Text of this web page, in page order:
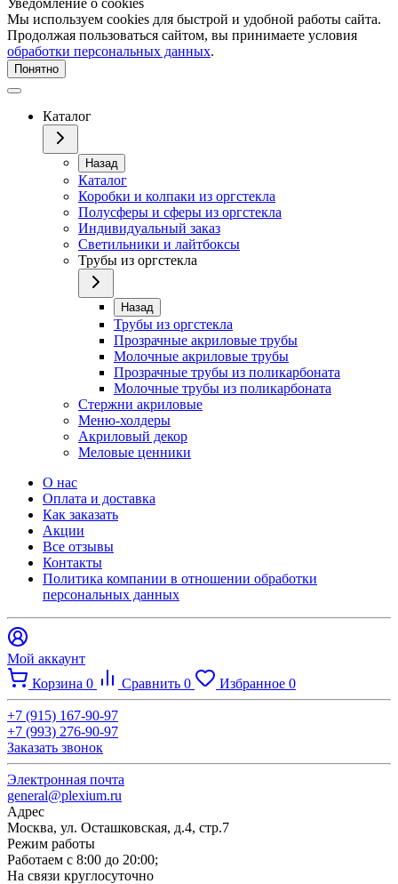
Мы используем cookies для быстрой и удобной работы сайта.
Продолжая пользоваться сайтом, вы принимаете условия
обработки персональных данных.
Понятно
Каталог
Назад
Каталог
Коробки и колпаки из оргстекла
Полусферы и сферы из оргстекла
Индивидуальный заказ
Светильники и лайтбоксы
Трубы из оргстекла
Назад
Трубы из оргстекла
Прозрачные акриловые трубы
Молочные акриловые трубы
Прозрачные трубы из поликарбоната
Молочные трубы из поликарбоната
Стержни акриловые
Меню-холдеры
Акриловый декор
Меловые ценники
О нас
Оплата и доставка
Как заказать
Акции
Все отзывы
Контакты​
Политика компании в отношении обработки
персональных данных
Мой аккаунт
Корзина 0 Сравнить 0 Избранное 0
+7 (915) 167-90-97
+7 (993) 276-90-97
Заказать звонок
Электронная почта
general@plexium.ru
Адрес
Москва, ул. Осташковская, д.4, стр.7
Режим работы
Работаем с 8:00 до 20:00;
На связи круглосуточно